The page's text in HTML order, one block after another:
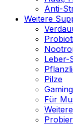
Anti-
Weitere
Leber-
Pilze
Für